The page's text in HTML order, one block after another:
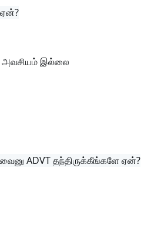
இல்லை
ADVT தந்திருக்கீங்களே ஏன்?